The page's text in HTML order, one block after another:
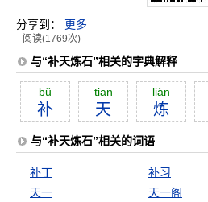
分享到： 更多
阅读(1769次)
与“补天炼石”相关的字典解释
bŭ
补
tiān
天
liàn
炼
与“补天炼石”相关的词语
补丁 补习
天一
天一阁